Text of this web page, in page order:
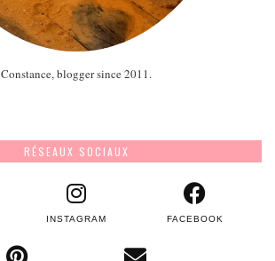
Constance, blogger since 2011.
RÉSEAUX SOCIAUX
INSTAGRAM FACEBOOK